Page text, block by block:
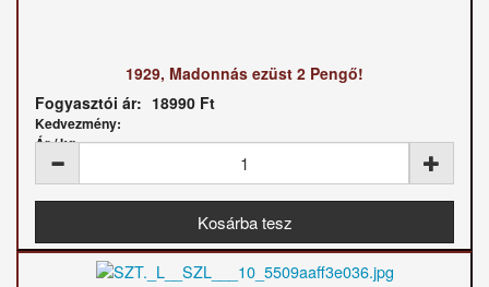
1929, Madonnás ezüst 2 Pengő!
Fogyasztói ár: 18990 Ft
Kedvezmény:
Ár / kg: